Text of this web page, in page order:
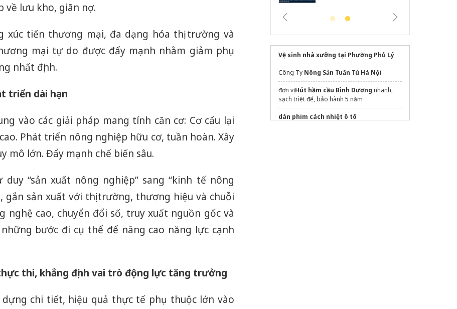
về lưu kho, giãn nợ.
xúc tiến thương mại, đa dạng hóa thị trường và
mại tự do được đẩy mạnh nhằm giảm phụ
nhất định.
triển dài hạn
vào các giải pháp mang tính căn cơ: Cơ cấu lại
Phát triển nông nghiệp hữu cơ, tuần hoàn. Xây
mô lớn. Đẩy mạnh chế biến sâu.
“sản xuất nông nghiệp” sang “kinh tế nông
gắn sản xuất với thị trường, thương hiệu và chuỗi
nghệ cao, chuyển đổi số, truy xuất nguồn gốc và
bước đi cụ thể để nâng cao năng lực cạnh
thi, khẳng định vai trò động lực tăng trưởng
dựng chi tiết, hiệu quả thực tế phụ thuộc lớn vào
Vệ sinh nhà xưởng tại Phường Phủ Lý
Công Ty Nông Sản Tuấn Tú Hà Nội
đơn vịHút hầm cầu Bình Dương nhanh,
sạch triệt để, bảo hành 5 năm
dán phim cách nhiệt ô tô